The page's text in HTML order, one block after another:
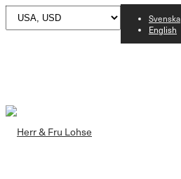
Svenska
English